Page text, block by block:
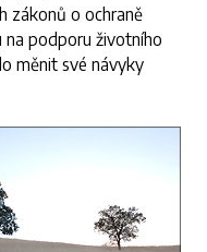
zákonů o ochraně
podporu životního
měnit své návyky